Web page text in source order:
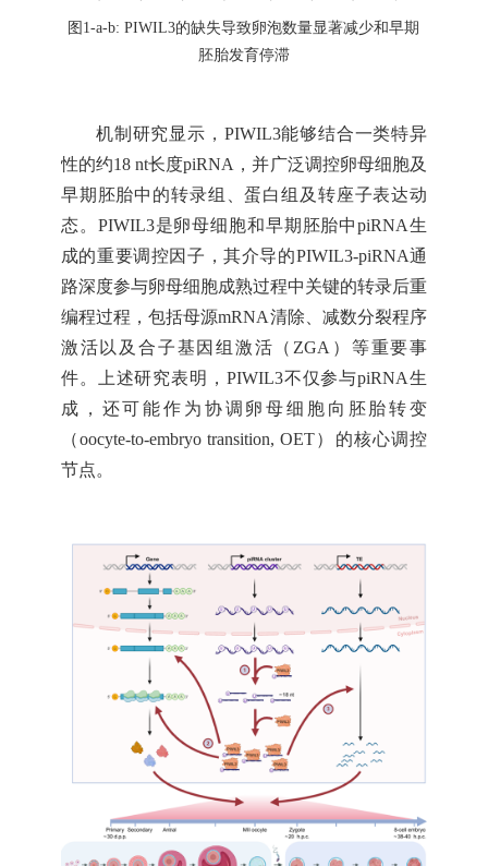
图 1-a-b: PIWIL3的缺失导致卵泡数量显著减少和早期
胚胎发育停滞
机制研究显示，PIWIL3能够结合一类特异
性的约18 nt长度piRNA，并广泛调控卵母细胞及
早期胚胎中的转录组、蛋白组及转座子表达动
态。PIWIL3是卵母细胞和早期胚胎中piRNA生
成的重要调控因子，其介导的PIWIL3-piRNA通
路深度参与卵母细胞成熟过程中关键的转录后重
编程过程，包括母源mRNA清除、减数分裂程序
激活以及合子基因组激活（ZGA）等重要事
件。上述研究表明，PIWIL3不仅参与piRNA生
成，还可能作为协调卵母细胞向胚胎转变
（oocyte-to-embryo transition, OET）的核心调控
节点。